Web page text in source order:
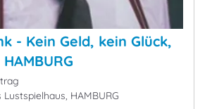
- Kein Geld, kein Glück,
HAMBURG